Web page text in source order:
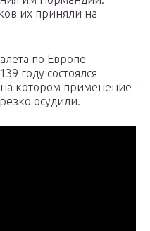
их приняли на
по Европе
году состоялся
котором применение
осудили.